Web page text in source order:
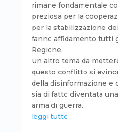
rimane fondamentale
preziosa per la
per la stabilizzazione
fanno affidamento tutti
Regione.
Un altro tema da
questo conflitto si
della disinformazione e
sia di fatto diventata
arma di guerra.
leggi tutto